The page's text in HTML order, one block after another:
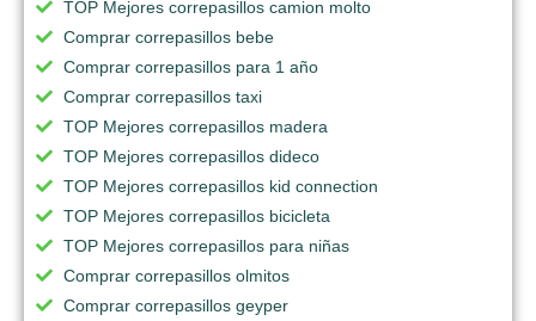
TOP Mejores correpasillos camion molto
Comprar correpasillos bebe
Comprar correpasillos para 1 año
Comprar correpasillos taxi
TOP Mejores correpasillos madera
TOP Mejores correpasillos dideco
TOP Mejores correpasillos kid connection
TOP Mejores correpasillos bicicleta
TOP Mejores correpasillos para niñas
Comprar correpasillos olmitos
Comprar correpasillos geyper